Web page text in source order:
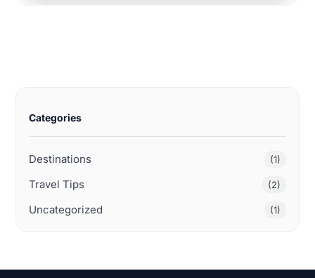
Categories
Destinations (1)
Travel Tips (2)
Uncategorized (1)